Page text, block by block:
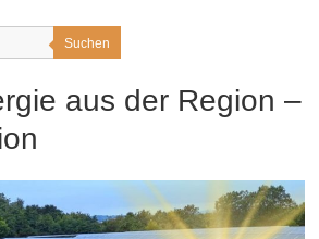
Suchen
aus der Region –